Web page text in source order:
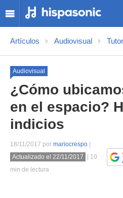
Artículos Audiovisual
Audiovisual
¿Cómo
en el espacio?
indicios
18/11/2017 por mariocrespo
Actualizado el 22/11/2017
| 10
min de lectura